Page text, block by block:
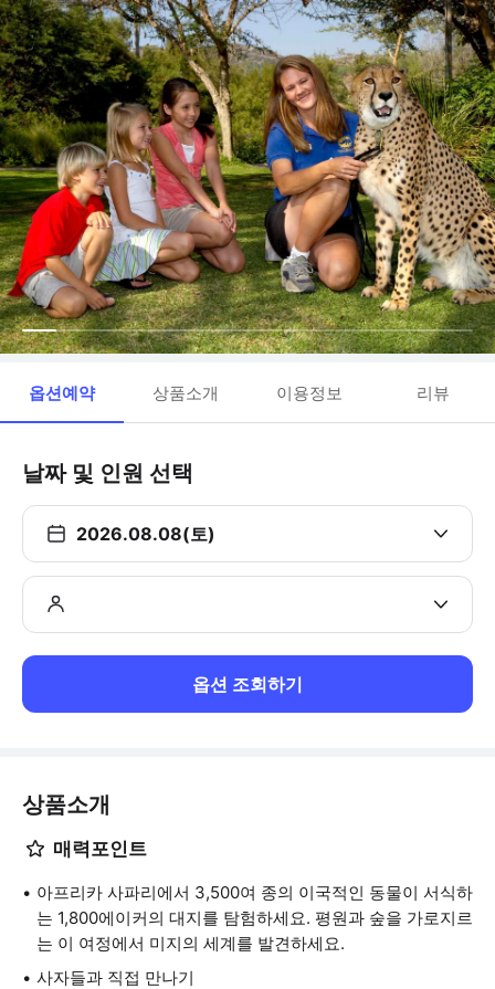
옵션예약 상품소개 이용정보 리뷰
날짜 및 인원 선택
2026.08.08(토)
옵션 조회하기
상품소개
매력포인트
아프리카 사파리에서 3,500여 종의 이국적인 동물이 서식하
는 1,800에이커의 대지를 탐험하세요. 평원과 숲을 가로지르
는 이 여정에서 미지의 세계를 발견하세요.
사자들과 직접 만나기